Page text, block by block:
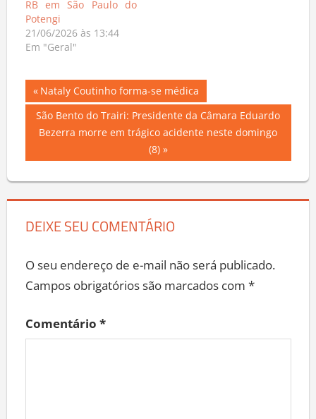
RB em São Paulo do
Potengi
21/06/2026 às 13:44
Em "Geral"
Navegação
de
Previous
Post:
Nataly Coutinho forma-se médica
Next
Post:
São Bento do Trairi: Presidente da Câmara Eduardo
Bezerra morre em trágico acidente neste domingo
(8)
DEIXE SEU COMENTÁRIO
O seu endereço de e-mail não será publicado.
Campos obrigatórios são marcados com *
Comentário *